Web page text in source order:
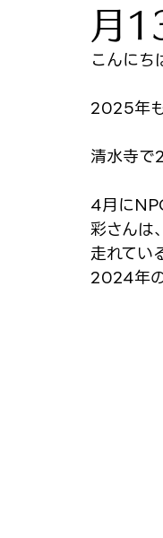
月
こんにち
2025年
清水寺で
4月に
彩さんは
走れてい
2024年